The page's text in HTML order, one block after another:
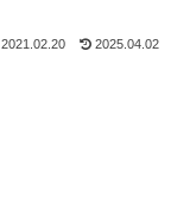
2021.02.20 2025.04.02